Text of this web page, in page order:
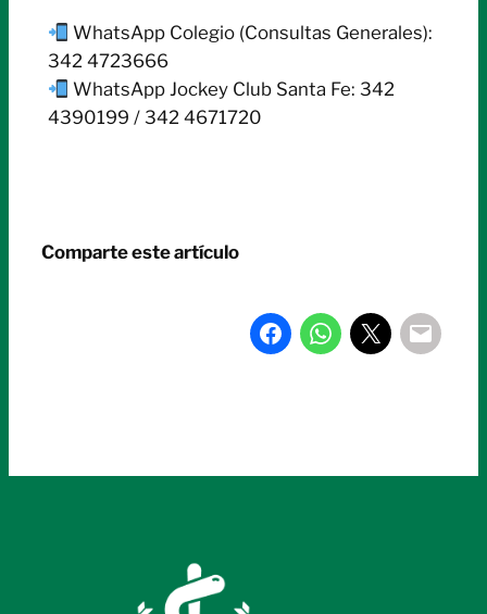
WhatsApp Colegio (Consultas Generales):
342 4723666
WhatsApp Jockey Club Santa Fe: 342
4390199 / 342 4671720
Comparte este artículo